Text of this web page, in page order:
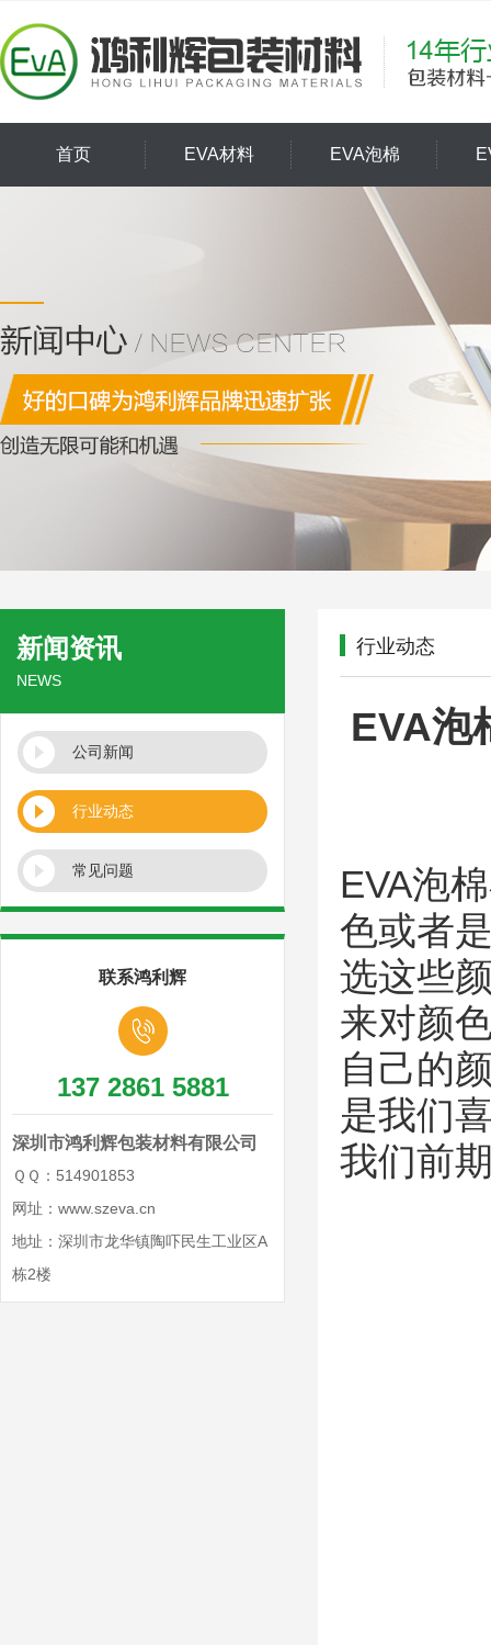
首页 EVA材料 EVA泡棉
新闻资讯
NEWS
公司新闻
行业动态
常见问题
联系鸿利辉
137 2861 5881
深圳市鸿利辉包装材料有限公司
ＱＱ：514901853
网址：www.szeva.cn
地址：深圳市龙华镇陶吓民生工业区A
栋2楼
行业动态
EVA泡
EVA泡棉
色或者
选这些
来对颜
自己的
是我们
我们前